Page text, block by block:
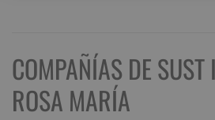
COMPAÑÍAS DE SUST
ROSA MARÍA